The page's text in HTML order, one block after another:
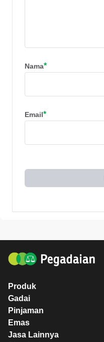
Nama*
Email*
Produk
Gadai
Pinjaman
Emas
Jasa Lainnya